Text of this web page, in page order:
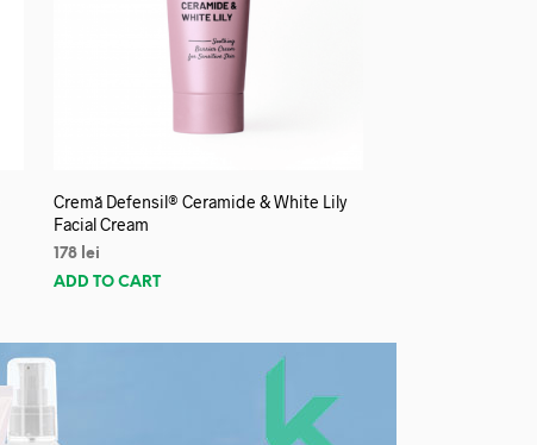
Cremă Defensil® Ceramide & White Lily
Facial Cream
178 lei
ADD TO CART